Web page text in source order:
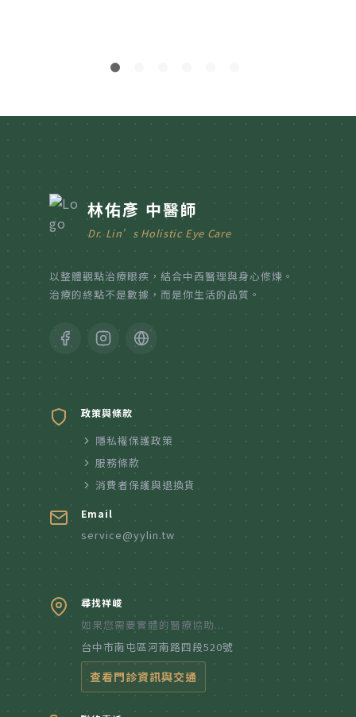
林佑彥 中醫師
Dr. Lin’s Holistic Eye Care
以整體觀點治療眼疾，結合中西醫理與身心修煉。
治療的終點不是數據，而是你生活的品質。
政策與條款
隱私權保護政策
服務條款
消費者保護與退換貨
Email
service@yylin.tw
尋找祥峻
如果您需要實體的醫療協助...
台中市南屯區河南路四段520號
查看門診資訊與交通